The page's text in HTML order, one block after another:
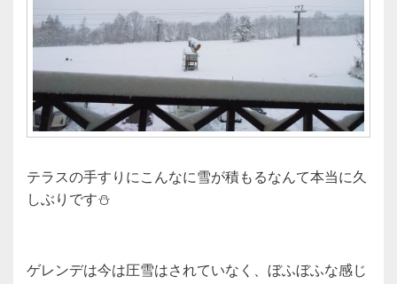
テラスの手すりにこんなに雪が積もるなんて本当に久
しぶりです⛄
ゲレンデは今は圧雪はされていなく、ぼふぼふな感じ